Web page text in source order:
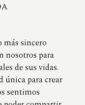
más sincero
nosotros para
de sus vidas.
única para crear
sentimos